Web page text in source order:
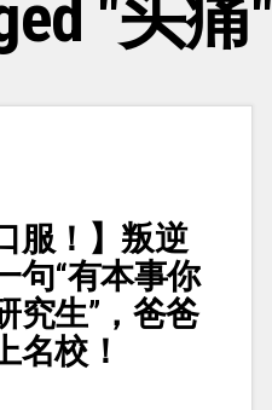
"头痛"
服！】叛逆
句“有本事你
究生”，爸爸
名校！